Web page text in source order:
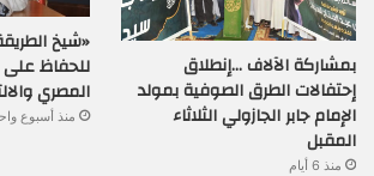
بمشاركة الآلاف …إنطلاق
إحتفالات الطرق الصوفية بمولد
الإمام جابر الجازولي الثلاثاء
المقبل
منذ 6 أيام
«شيخ
للحفاظ
المصري
منذ أسبوع